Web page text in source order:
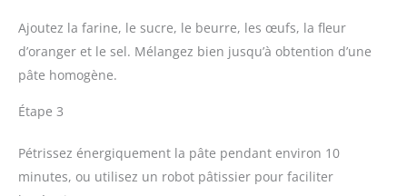
Ajoutez la farine, le sucre, le beurre, les œufs, la fleur
d’oranger et le sel. Mélangez bien jusqu’à obtention d’une
pâte homogène.
Étape 3
Pétrissez énergiquement la pâte pendant environ 10
minutes, ou utilisez un robot pâtissier pour faciliter